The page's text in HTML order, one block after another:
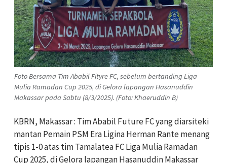
Foto Bersama Tim Ababil Fityre FC, sebelum bertanding Liga
Mulia Ramadan Cup 2025, di Gelora lapangan Hasanuddin
Makassar pada Sabtu (8/3/2025). (Foto: Khaeruddin B)
KBRN, Makassar : Tim Ababil Future FC yang diarsiteki
mantan Pemain PSM Era Ligina Herman Rante menang
tipis 1-0 atas tim Tamalatea FC Liga Mulia Ramadan
Cup 2025, di Gelora lapangan Hasanuddin Makassar